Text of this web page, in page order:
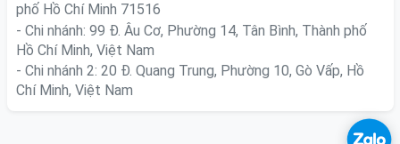
phố Hồ Chí Minh 71516
- Chi nhánh: 99 Đ. Âu Cơ, Phường 14, Tân Bình, Thành phố
Hồ Chí Minh, Việt Nam
- Chi nhánh 2: 20 Đ. Quang Trung, Phường 10, Gò Vấp, Hồ
Chí Minh, Việt Nam